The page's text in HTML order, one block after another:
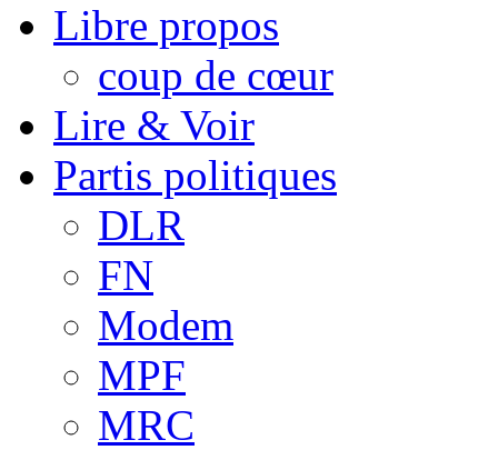
Libre propos
coup de cœur
Lire & Voir
Partis politiques
DLR
FN
Modem
MPF
MRC